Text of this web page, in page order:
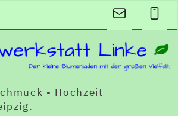
- Hochzeit